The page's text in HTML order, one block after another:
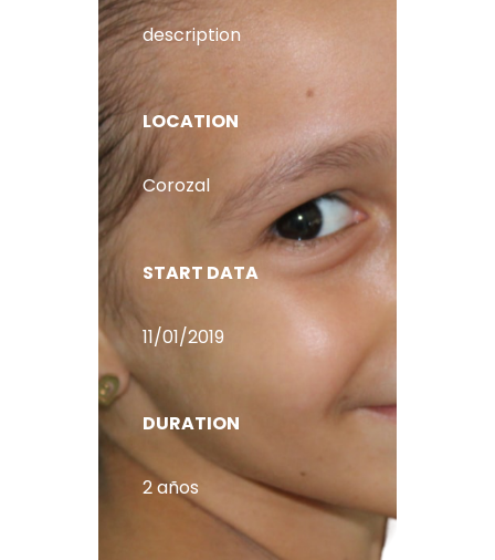
description
LOCATION
Corozal
START DATA
11/01/2019
DURATION
2 años